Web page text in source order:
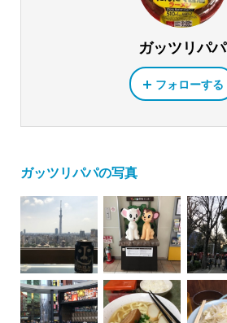
ガッツリパパ
フォローする
ガッツリパパの写真